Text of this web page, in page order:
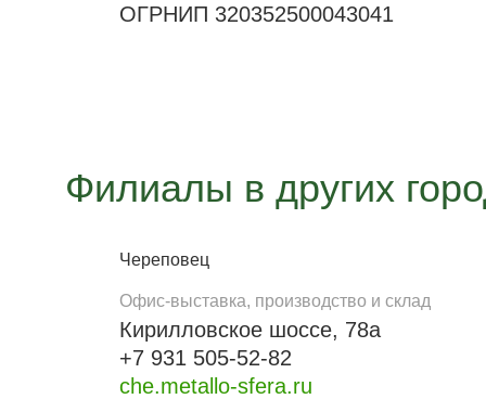
ОГРНИП 320352500043041
Филиалы в других
Череповец
Офис-выставка, производство и склад
Кирилловское шоссе, 78а
+7 931 505-52-82
che.metallo-sfera.ru